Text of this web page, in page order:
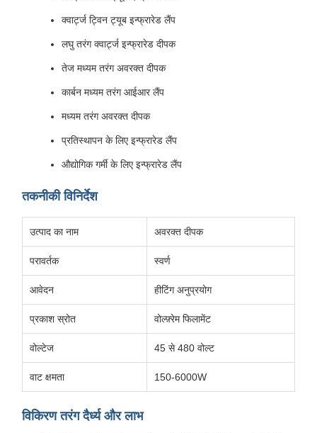
क्वार्ट्ज ट्विन ट्यूब इन्फ्रारेड लैंप
लघु तरंग क्वार्ट्ज इन्फ्रारेड दीपक
तेज मध्यम तरंग अवरक्त दीपक
कार्बन मध्यम तरंग आईआर लैंप
मध्यम तरंग अवरक्त दीपक
प्रतिस्थापन के लिए इन्फ्रारेड लैंप
औद्योगिक गर्मी के लिए इन्फ्रारेड लैंप
तकनीकी विनिर्देश
उत्पाद का नाम अवरक्त दीपक
परावर्तक स्वर्ण
आवेदन हीटिंग अनुप्रयोग
प्रकाश स्रोत वोल्फ़्रेम फिलामेंट
वोल्टेज 45 से 480 वोल्ट
वाट क्षमता 150-6000W
विकिरण तरंग दैर्ध्य और लाभ